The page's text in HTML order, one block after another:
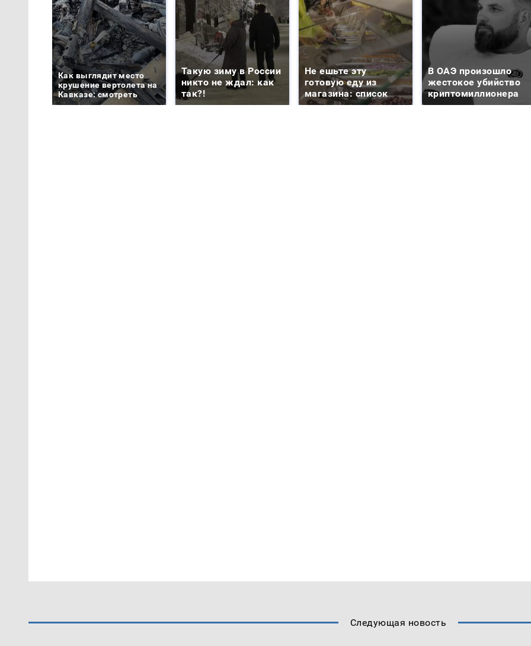
Как выглядит место
крушение вертолета на
Кавказе: смотреть
Такую зиму в России
никто не ждал: как
так?!
Не ешьте эту
готовую еду из
магазина: список
В ОАЭ произошло
жестокое убийство
криптомиллионера
Следующая новость